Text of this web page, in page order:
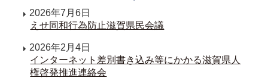
2026年7月6日
えせ同和行為防止滋賀県民会議
2026年2月4日
インターネット差別書き込み等にかかる滋賀県人
権啓発推進連絡会